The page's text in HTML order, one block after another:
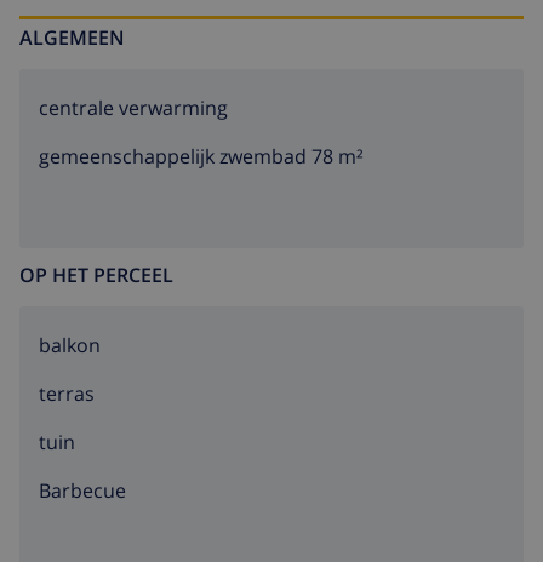
ALGEMEEN
centrale verwarming
gemeenschappelijk zwembad 78 m²
OP HET PERCEEL
balkon
terras
tuin
barbecue